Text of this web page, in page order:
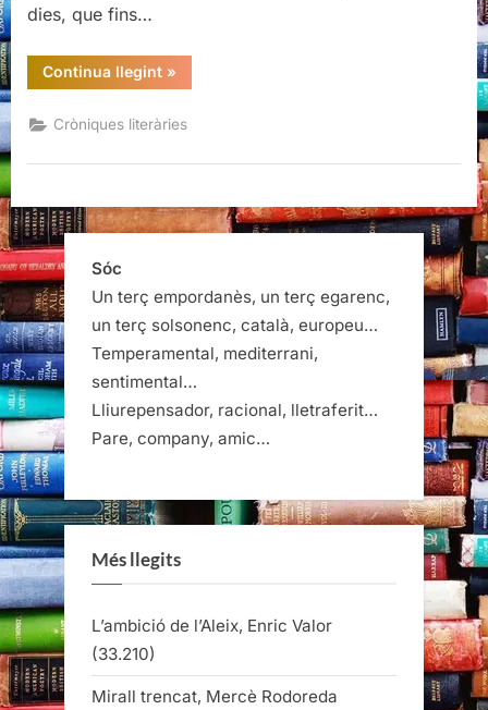
dies, que fins…
Continua llegint“Lectura
al
de
la
(mig)
»
Cròniques literàries
Sóc
Un terç empordanès, un terç egarenc,
un terç solsonenc, català, europeu…
Temperamental, mediterrani,
sentimental…
Lliurepensador, racional, lletraferit…
Pare, company, amic…
Més llegits
L’ambició de l’Aleix, Enric Valor
(33.210)
Mirall trencat, Mercè Rodoreda